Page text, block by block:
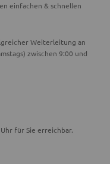
einfachen & schnellen
Weiterleitung an
zwischen 9:00 und
für Sie erreichbar.